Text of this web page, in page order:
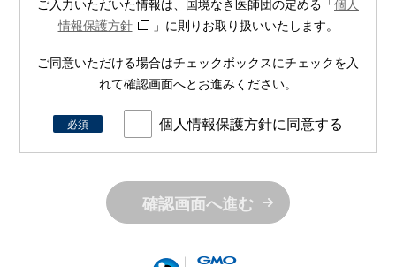
情報保護方針
」に則りお取り扱いいたします。
ご同意いただける場合はチェックボックスにチェックを入
れて確認画面へとお進みください。
必須 個人情報保護方針に同意する
確認画面へ進む